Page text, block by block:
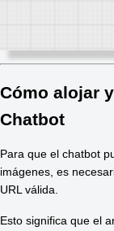
Cómo alojar
Chatbot
Para que el chatbot
imágenes, es
URL válida.
Esto significa que el